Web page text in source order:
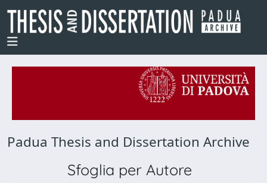
Padua Thesis and Dissertation Archive
Sfoglia per Autore